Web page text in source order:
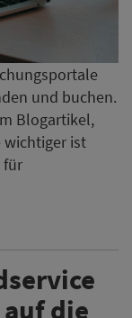
und buchen.
Blogartikel,
wichtiger ist
für
die